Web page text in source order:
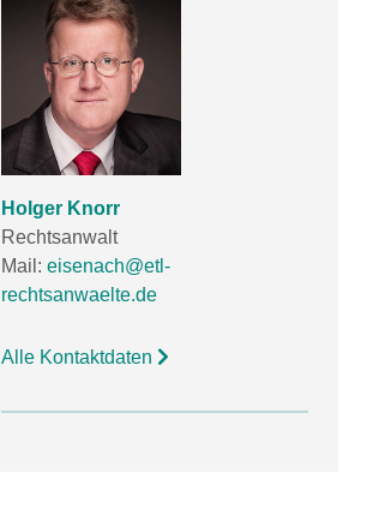
Holger Knorr
Rechtsanwalt
Mail: eisenach@etl-
rechtsanwaelte.de
Alle Kontaktdaten